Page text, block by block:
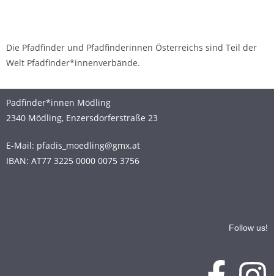
Die Pfadfinder und Pfadfinderinnen Österreichs sind Teil der
Welt Pfadfinder*innenverbände.
Padfinder*innen Mödling
2340 Mödling, Enzersdorferstraße 23
E-Mail: pfadis_moedling@gmx.at
IBAN: AT77 3225 0000 0075 3756
Follow us!